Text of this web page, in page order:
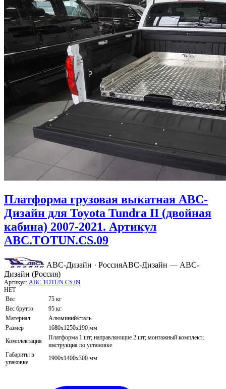
Платформа грузовая выкатная АВС-
Дизайн для Toyota Tundra II (двойная
кабина) 2007-2021. Артикул
ABC.TOTUN.CS.09
АВС-Дизайн · РоссияАВС-Дизайн — АВС-
Дизайн (Россия)
Артикул: ABC.TOTUN.CS.09
НЕТ
Вес
75 кг
Вес брутто
95 кг
Материал
Алюминий/сталь
Размер
1680х1250х190 мм
Комплектация
Платформа 1 шт; направляющие 2 шт; монтажный комплект;
инструкция по установке
Габариты в
упаковке
1900х1400х300 мм